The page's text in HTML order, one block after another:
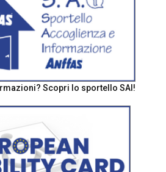
Scopri lo sportello SAI!